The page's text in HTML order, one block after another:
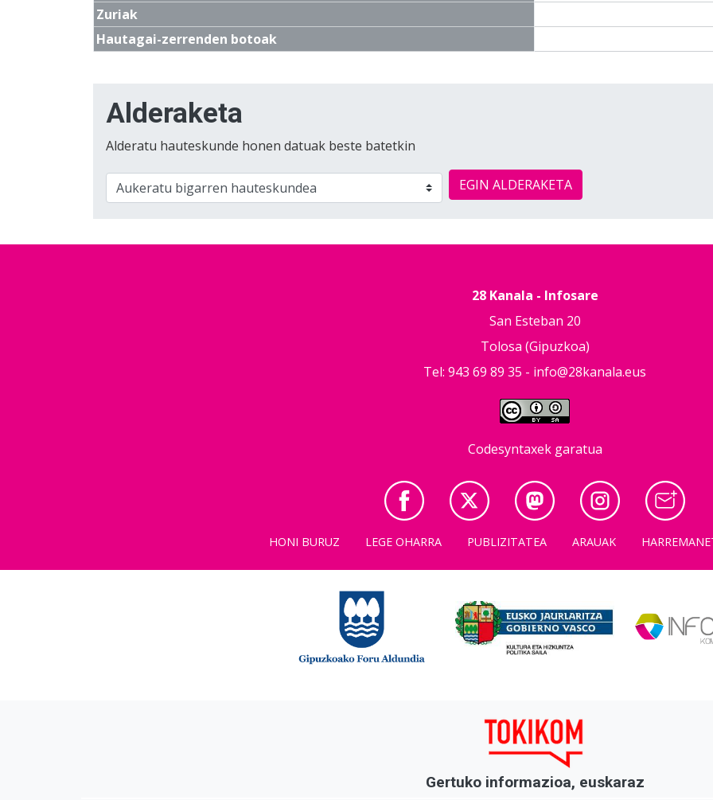
Zuriak
Hautagai-zerrenden botoak
Alderaketa
Alderatu hauteskunde honen datuak beste batetkin
EGIN ALDERAKETA
28 Kanala - Infosare
San Esteban 20
Tolosa (Gipuzkoa)
Tel: 943 69 89 35 - info@28kanala.eus
Codesyntaxek garatua
HONI BURUZ LEGE OHARRA PUBLIZITATEA ARAUAK
Gertuko informazioa, euskaraz